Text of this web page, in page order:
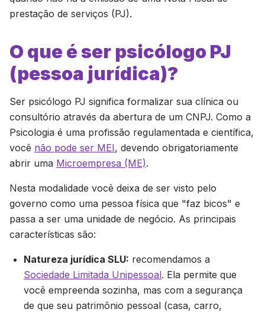
prestação de serviços (PJ).
O que é ser psicólogo PJ
(pessoa jurídica)?
Ser psicólogo PJ significa formalizar sua clínica ou
consultório através da abertura de um CNPJ. Como a
Psicologia é uma profissão regulamentada e científica,
você não pode ser MEI, devendo obrigatoriamente
abrir uma Microempresa (ME).
Nesta modalidade você deixa de ser visto pelo
governo como uma pessoa física que "faz bicos" e
passa a ser uma unidade de negócio. As principais
características são:
Natureza jurídica SLU: recomendamos a
Sociedade Limitada Unipessoal. Ela permite que
você empreenda sozinha, mas com a segurança
de que seu patrimônio pessoal (casa, carro,